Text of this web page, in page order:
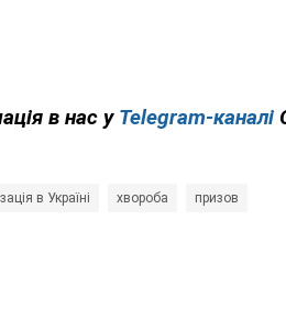
в нас у Telegram-каналі
в Україні хвороба призов